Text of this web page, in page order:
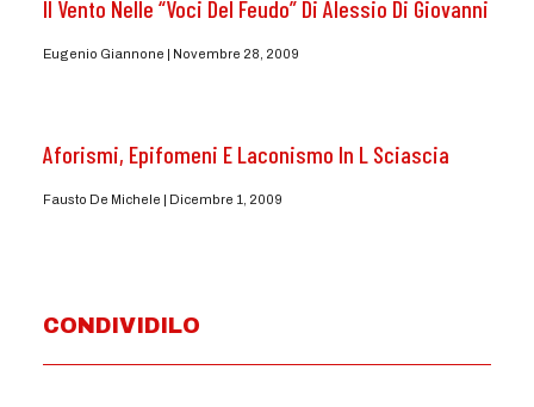
Il Vento Nelle “Voci Del Feudo” Di Alessio Di Giovanni
Eugenio Giannone Novembre 28, 2009
Aforismi, Epifomeni E Laconismo In L Sciascia
Fausto De Michele Dicembre 1, 2009
CONDIVIDILO